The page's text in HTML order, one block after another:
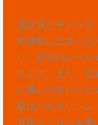
選択肢とチャンス
野跡駅には多くの
り、自分のレベ
きます。また、交
に通いやすいのも
駅はバイオリンレ
直接レッスンを受